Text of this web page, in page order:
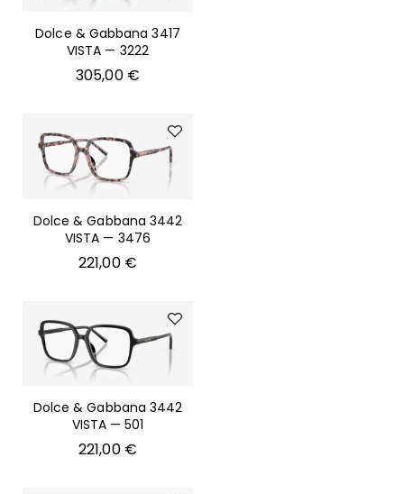
Dolce & Gabbana 3417
VISTA — 3222
305,00 €
Dolce & Gabbana 3442
VISTA — 3476
221,00 €
Dolce & Gabbana 3442
VISTA — 501
221,00 €